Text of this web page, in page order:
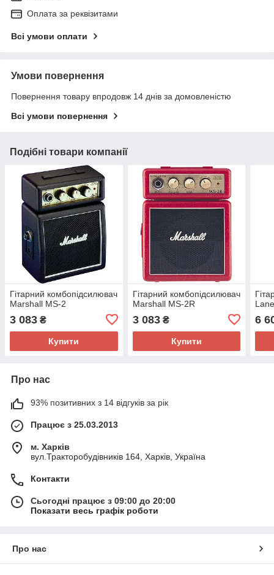
Оплата за реквізитами
Всі умови оплати
Умови повернення
Повернення товару впродовж 14 днів за домовленістю
Всі умови повернення
Подібні товари компанії
Гітарний комбопідсилювач
Marshall MS-2
3 083 ₴
Купити
Гітарний комбопідсилювач
Marshall MS-2R
3 083₴
Купити
6
Про нас
93% позитивних з 14 відгуків за рік
Працює з 25.03.2013
м. Харків
вул.Тракторобудівників 164, Харків, Україна
Контакти
Сьогодні працює з 09:00 до 20:00
Показати весь графік роботи
Про нас